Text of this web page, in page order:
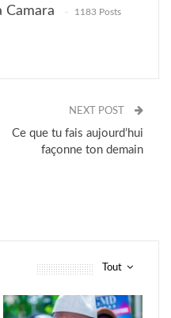
Camara 1183 Posts
NEXT POST
Ce que tu fais aujourd’hui
façonne ton demain
Tout